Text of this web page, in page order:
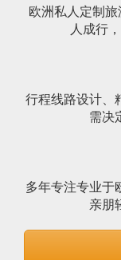
欧洲私人定制
人成行
行程线路设计、
需决
多年专注专业于
亲朋